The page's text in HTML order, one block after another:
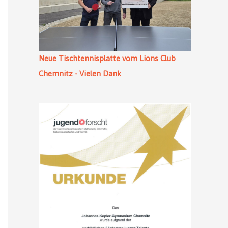
Neue Tischtennisplatte vom Lions Club
Chemnitz - Vielen Dank